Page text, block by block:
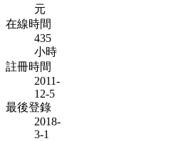
元
在線時間
435
小時
註冊時間
2011-
12-5
最後登錄
2018-
3-1